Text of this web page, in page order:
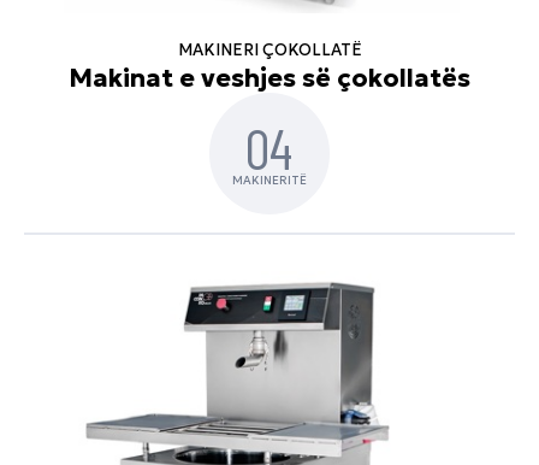
MAKINERI ÇOKOLLATË
Makinat e veshjes së çokollatës
04
MAKINERITË